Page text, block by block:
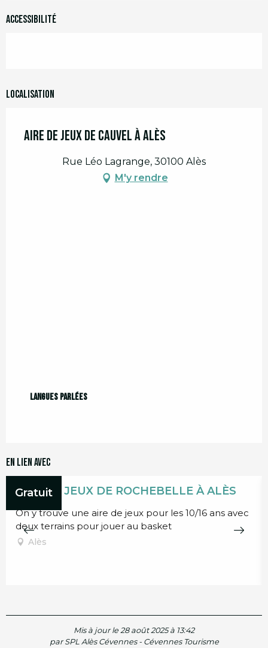
Accessibilité
Localisation
Aire de jeux de Cauvel à Alès
Rue Léo Lagrange, 30100 Alès
M'y rendre
Langues parlées
Langues parlées
En lien avec
Gratuit
AIRE DE JEUX DE ROCHEBELLE À ALÈS
On y trouve une aire de jeux pour les 10/16 ans avec
deux terrains pour jouer au basket
Alès
Mis à jour le 28 août 2025 à 13:42
par SPL Alès Cévennes - Cévennes Tourisme